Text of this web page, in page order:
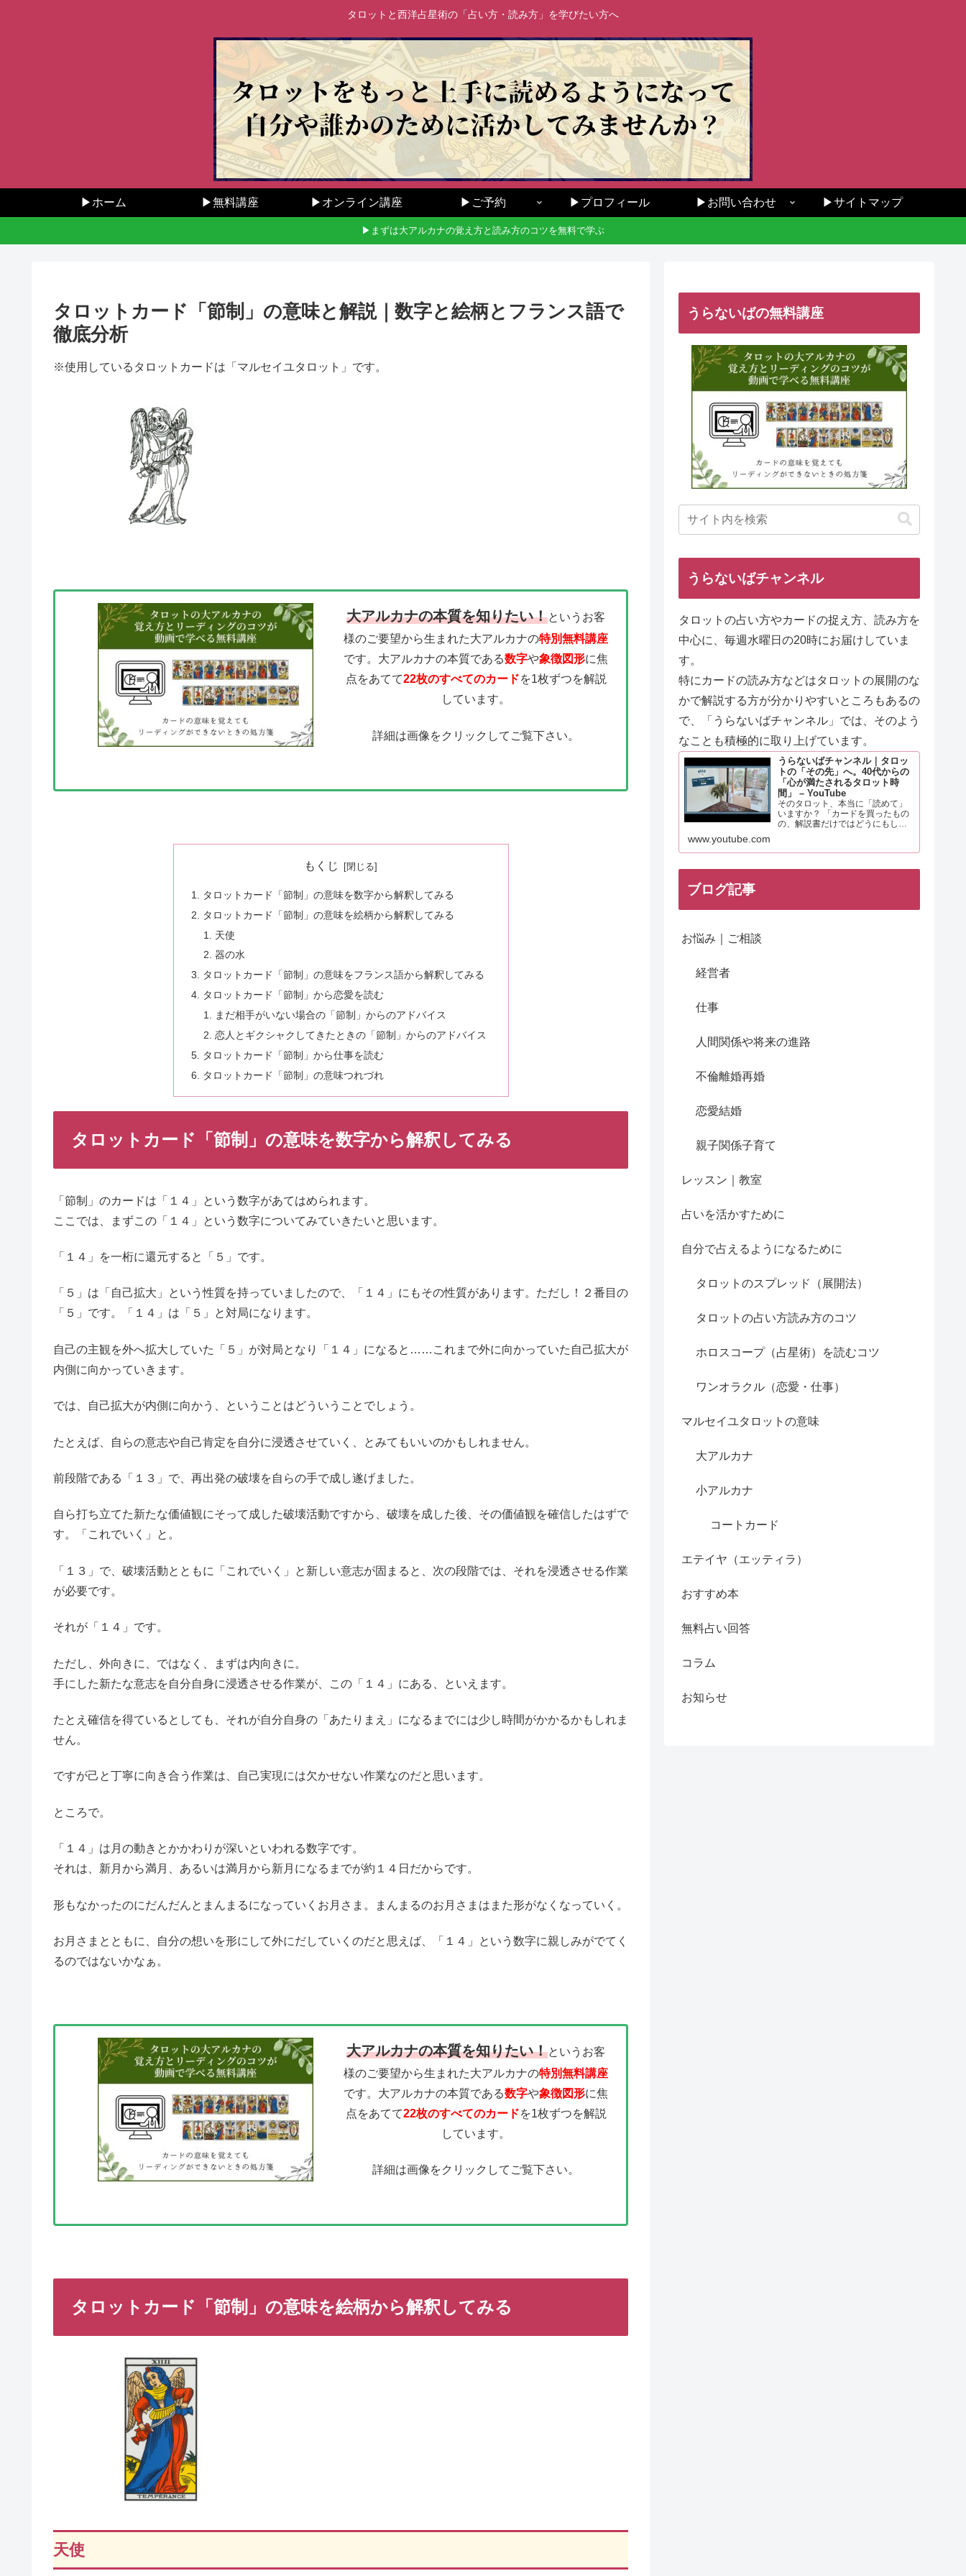
タロットと西洋占星術の「占い方・読み方」を学びたい方へ
▶ホーム ▶無料講座 ▶オンライン講座 ▶ご予約 ▶プロフィール ▶お問い合わせ ▶サイトマップ
▶まずは大アルカナの覚え方と読み方のコツを無料で学ぶ
タロットカード「節制」の意味と解説｜数字と絵柄とフランス語で
徹底分析
※使用しているタロットカードは「マルセイユタロット」です。
大アルカナの本質を知りたい！というお客
様のご要望から生まれた大アルカナの特別無料講座
です。大アルカナの本質である数字や象徴図形に焦
点をあてて22枚のすべてのカードを1枚ずつを解説
しています。
詳細は画像をクリックしてご覧下さい。
もくじ
タロットカード「節制」の意味を数字から解釈してみる
タロットカード「節制」の意味を絵柄から解釈してみる
天使
器の水
タロットカード「節制」の意味をフランス語から解釈してみる
タロットカード「節制」から恋愛を読む
まだ相手がいない場合の「節制」からのアドバイス
恋人とギクシャクしてきたときの「節制」からのアドバイス
タロットカード「節制」から仕事を読む
タロットカード「節制」の意味つれづれ
タロットカード「節制」の意味を数字から解釈してみる
「節制」のカードは「１４」という数字があてはめられます。
ここでは、まずこの「１４」という数字についてみていきたいと思います。
「１４」を一桁に還元すると「５」です。
「５」は「自己拡大」という性質を持っていましたので、「１４」にもその性質があります。ただし！２番目の
「５」です。「１４」は「５」と対局になります。
自己の主観を外へ拡大していた「５」が対局となり「１４」になると……これまで外に向かっていた自己拡大が
内側に向かっていきます。
では、自己拡大が内側に向かう、ということはどういうことでしょう。
たとえば、自らの意志や自己肯定を自分に浸透させていく、とみてもいいのかもしれません。
前段階である「１３」で、再出発の破壊を自らの手で成し遂げました。
自ら打ち立てた新たな価値観にそって成した破壊活動ですから、破壊を成した後、その価値観を確信したはずで
す。「これでいく」と。
「１３」で、破壊活動とともに「これでいく」と新しい意志が固まると、次の段階では、それを浸透させる作業
が必要です。
それが「１４」です。
ただし、外向きに、ではなく、まずは内向きに。
手にした新たな意志を自分自身に浸透させる作業が、この「１４」にある、といえます。
たとえ確信を得ているとしても、それが自分自身の「あたりまえ」になるまでには少し時間がかかるかもしれま
せん。
ですが己と丁寧に向き合う作業は、自己実現には欠かせない作業なのだと思います。
ところで。
「１４」は月の動きとかかわりが深いといわれる数字です。
それは、新月から満月、あるいは満月から新月になるまでが約１４日だからです。
形もなかったのにだんだんとまんまるになっていくお月さま。まんまるのお月さまはまた形がなくなっていく。
お月さまとともに、自分の想いを形にして外にだしていくのだと思えば、「１４」という数字に親しみがでてく
るのではないかなぁ。
大アルカナの本質を知りたい！というお客
様のご要望から生まれた大アルカナの特別無料講座
です。大アルカナの本質である数字や象徴図形に焦
点をあてて22枚のすべてのカードを1枚ずつを解説
しています。
詳細は画像をクリックしてご覧下さい。
タロットカード「節制」の意味を絵柄から解釈してみる
天使
うらないばの無料講座
うらないばチャンネル
タロットの占い方やカードの捉え方、読み方を
中心に、毎週水曜日の20時にお届けしていま
す。
特にカードの読み方などはタロットの展開のな
かで解説する方が分かりやすいところもあるの
で、「うらないばチャンネル」では、そのよう
なことも積極的に取り上げています。
うらないばチャンネル｜タロッ
トの「その先」へ。40代からの
「心が満たされるタロット時
間」 – YouTube
そのタロット、本当に「読めて」
いますか？ 「カードを買ったもの
の、解説書だけではどうにもしっ
なたの知識や才能が足りないから
www.youtube.com
ブログ記事
お悩み｜ご相談
経営者
仕事
人間関係や将来の進路
不倫離婚再婚
恋愛結婚
親子関係子育て
レッスン｜教室
占いを活かすために
自分で占えるようになるために
タロットのスプレッド（展開法）
タロットの占い方読み方のコツ
ホロスコープ（占星術）を読むコツ
ワンオラクル（恋愛・仕事）
マルセイユタロットの意味
大アルカナ
小アルカナ
コートカード
エテイヤ（エッティラ）
おすすめ本
無料占い回答
コラム
お知らせ